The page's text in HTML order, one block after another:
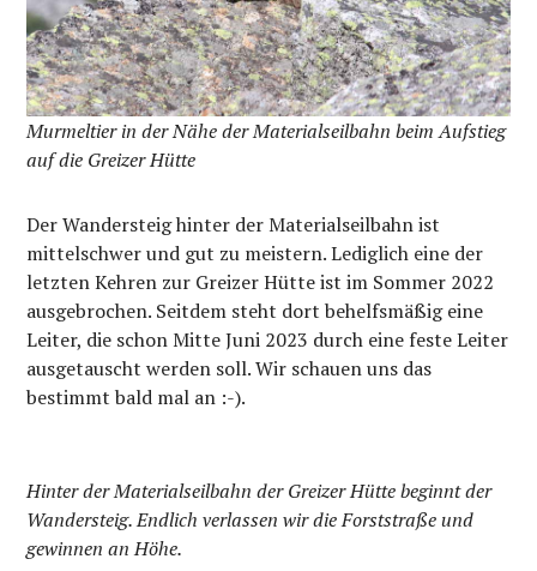
Murmeltier in der Nähe der Materialseilbahn beim Aufstieg
auf die Greizer Hütte
Der Wandersteig hinter der Materialseilbahn ist
mittelschwer und gut zu meistern. Lediglich eine der
letzten Kehren zur Greizer Hütte ist im Sommer 2022
ausgebrochen. Seitdem steht dort behelfsmäßig eine
Leiter, die schon Mitte Juni 2023 durch eine feste Leiter
ausgetauscht werden soll. Wir schauen uns das
bestimmt bald mal an :-).
Hinter der Materialseilbahn der Greizer Hütte beginnt der
Wandersteig. Endlich verlassen wir die Forststraße und
gewinnen an Höhe.